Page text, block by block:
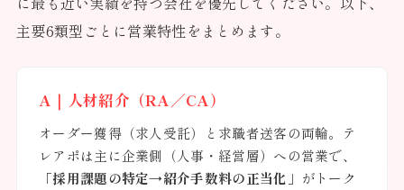
主要6類型ごとに営業特性をまとめます。
A｜人材紹介（RA／CA）
オーダー獲得（求人受託）と求職者送客の両輪。テ
レアポは主に企業側（人事・経営層）への営業で、
「採用課題の特定→紹介手数料の正当化」 がトーク